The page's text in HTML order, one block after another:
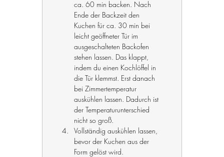
ca. 60 min backen. Nach
Ende der Backzeit den
Kuchen für ca. 30 min bei
leicht geöffneter Tür im
ausgeschalteten Backofen
stehen lassen. Das klappt,
indem du einen Kochlöffel in
die Tür klemmst. Erst danach
bei Zimmertemperatur
auskühlen lassen. Dadurch ist
der Temperaturunterschied
nicht so groß.
Vollständig auskühlen lassen,
bevor der Kuchen aus der
Form gelöst wird.